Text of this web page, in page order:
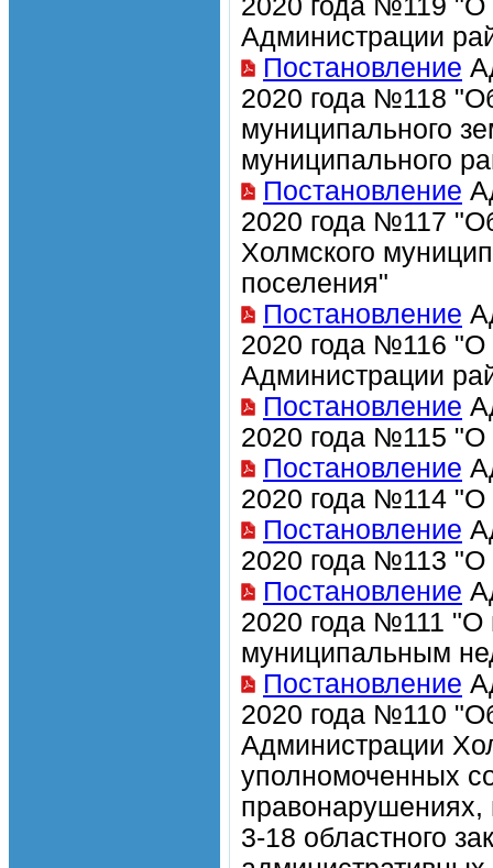
2020 года №119 "О
Администрации
Постановление
2020 года №118
муниципального
муниципального
Постановление
2020 года №117
Холмского
поселения"
Постановление
2020 года №116 "О
Администрации
Постановление
2020 года №115 "О
Постановление
2020 года №114 "О
Постановление
2020 года №113 "О
Постановление
2020 года №111 "О
муниципальным
Постановление
2020 года №110
Администрации
уполномоченных
правонарушениях,
3-18 областного